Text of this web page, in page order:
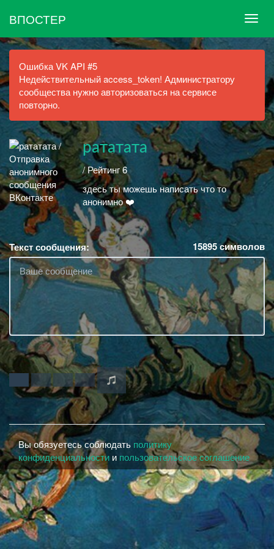
ВПОСТЕР
Ошибка VK API #5
Недействительный access_token! Администратору
сообщества нужно авторизоваться на сервисе
повторно.
рататата
/ Рейтинг 6
здесь ты можешь написать что то
анонимно ❤️
Текст сообщения: 15895символов
Вы обязуетесь соблюдать политику
конфиденциальности и пользовательское соглашение